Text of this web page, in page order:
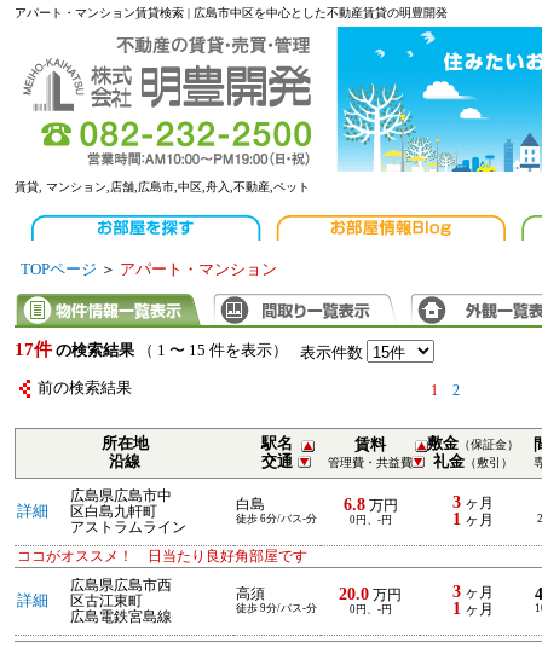
アパート・マンション賃貸検索 | 広島市中区を中心とした不動産賃貸の明豊開発
賃貸, マンション,店舗,広島市,中区,舟入,不動産,ペット
TOPページ ＞ アパート・マンション
17件 の検索結果 （ 1 〜 15 件を表示） 表示件数
前の検索結果 1 2
所在地
沿線
駅名
交通
賃料
管理費・共益費
敷金 （保証金）
礼金 （敷引）
詳細
広島県広島市中
区白島九軒町
アストラムライン
白島
徒歩 6分/バス-分
6.8万円
0円、-円
3 ヶ月
1 ヶ月
ココがオススメ！ 日当たり良好角部屋です
詳細
広島県広島市西
区古江東町
広島電鉄宮島線
高須
徒歩 9分/バス-分
20.0 万円
0円、-円
3 ヶ月
1 ヶ月